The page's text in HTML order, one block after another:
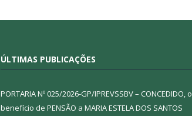
ÚLTIMAS PUBLICAÇÕES
PORTARIA Nº 025/2026-GP/IPREVSSBV – CONCEDIDO, o
benefício de PENSÃO a MARIA ESTELA DOS SANTOS